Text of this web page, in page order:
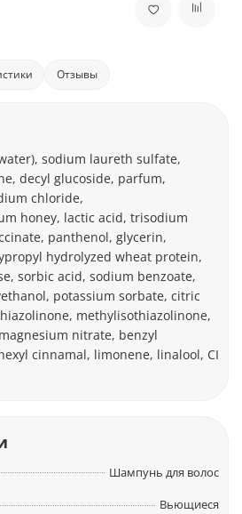
Отзывы
sodium laureth sulfate,
decyl glucoside, parfum,
chloride,
honey, lactic acid, trisodium
panthenol, glycerin,
hydrolyzed wheat protein,
sorbic acid, sodium benzoate,
potassium sorbate, citric
methylisothiazolinone,
nitrate, benzyl
cinnamal, limonene, linalool, CI
Шампунь для волос
Вьющиеся